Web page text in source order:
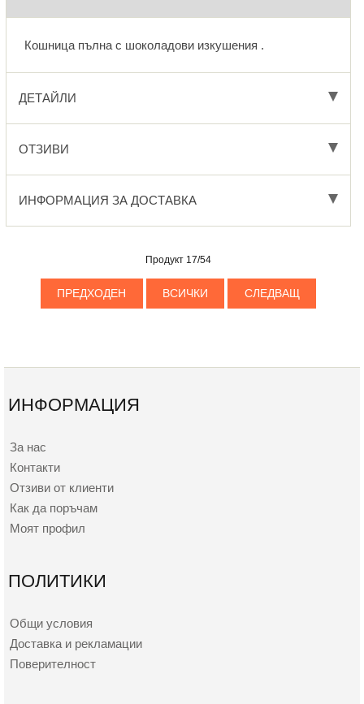
Кошница пълна с шоколадови изкушения .
ДЕТАЙЛИ
ОТЗИВИ
ИНФОРМАЦИЯ ЗА ДОСТАВКА
Продукт 17/54
ПРЕДХОДЕН ВСИЧКИ СЛЕДВАЩ
ИНФОРМАЦИЯ
За нас
Контакти
Отзиви от клиенти
Как да поръчам
Моят профил
ПОЛИТИКИ
Общи условия
Доставка и рекламации
Поверителност